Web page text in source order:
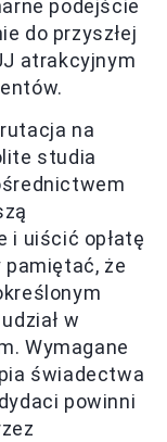
podejście
do przyszłej
atrakcyjnym
na
studia
i uiścić opłatę
pamiętać, że
w
Wymagane
świadectwa
powinni